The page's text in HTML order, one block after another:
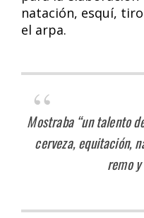
natación, esquí,
el arpa.
Mostraba “un talento
cerveza, equitación,
remo